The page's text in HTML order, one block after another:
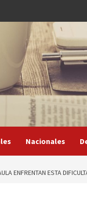
Nacionales
ENFRENTAN ESTA